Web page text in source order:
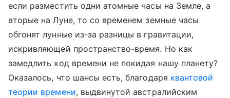
если разместить одни атомные часы на Земле, а
вторые на Луне, то со временем земные часы
обгонят лунные из-за разницы в гравитации,
искривляющей пространство-время. Но как
замедлить ход времени не покидая нашу планету?
Оказалось, что шансы есть, благодаря квантовой
теории времени, выдвинутой австралийским